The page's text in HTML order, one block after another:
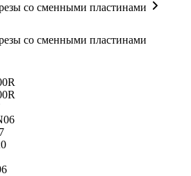
со сменными пластинами
со сменными пластинами